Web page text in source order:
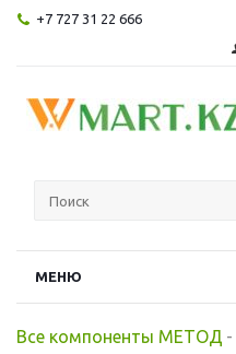
+7 727 31 22 666
МЕНЮ
Все компоненты МЕТОД -